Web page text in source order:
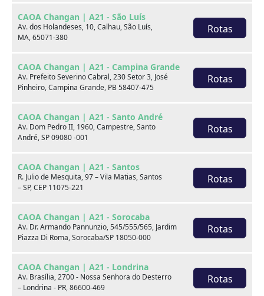
CAOA Changan | A21 - São Luís
Av. dos Holandeses, 10, Calhau, São Luís,
MA, 65071-380
Rotas
CAOA Changan | A21 - Campina Grande
Av. Prefeito Severino Cabral, 230 Setor 3, José
Pinheiro, Campina Grande, PB 58407-475
Rotas
CAOA Changan | A21 - Santo André
Av. Dom Pedro II, 1960, Campestre, Santo
André, SP 09080 -001
Rotas
CAOA Changan | A21 - Santos
R. Julio de Mesquita, 97 – Vila Matias, Santos
– SP, CEP 11075-221
Rotas
CAOA Changan | A21 - Sorocaba
Av. Dr. Armando Pannunzio, 545/555/565, Jardim
Piazza Di Roma, Sorocaba/SP 18050-000
Rotas
CAOA Changan | A21 - Londrina
Av. Brasília, 2700 - Nossa Senhora do Desterro
– Londrina - PR, 86600-469
Rotas
Consulte por marca